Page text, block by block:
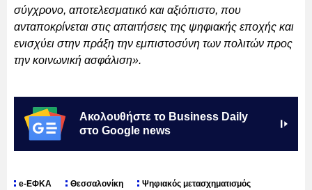
σύγχρονο, αποτελεσματικό και αξιόπιστο, που
ανταποκρίνεται στις απαιτήσεις της ψηφιακής εποχής και
ενισχύει στην πράξη την εμπιστοσύνη των πολιτών προς
την κοινωνική ασφάλιση».
Ακολουθήστε το Business Daily
στο Google news
e-ΕΦΚΑ Θεσσαλονίκη
Ψηφιακός μετασχηματισμός